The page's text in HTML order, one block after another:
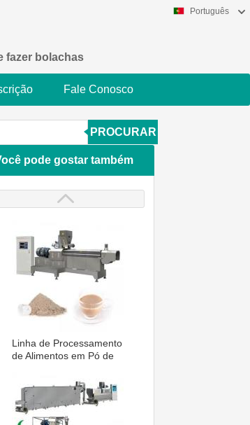
fazer bolachas
Português
Fale Conosco
PROCURAR
pode gostar também
Linha de Processamento
de Alimentos em Pó de